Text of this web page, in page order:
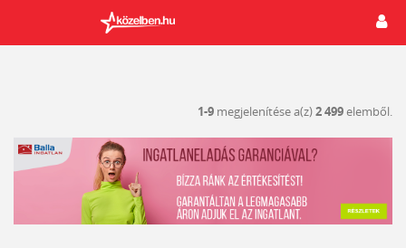
1-9 megjelenítése a(z)2 499elemből.